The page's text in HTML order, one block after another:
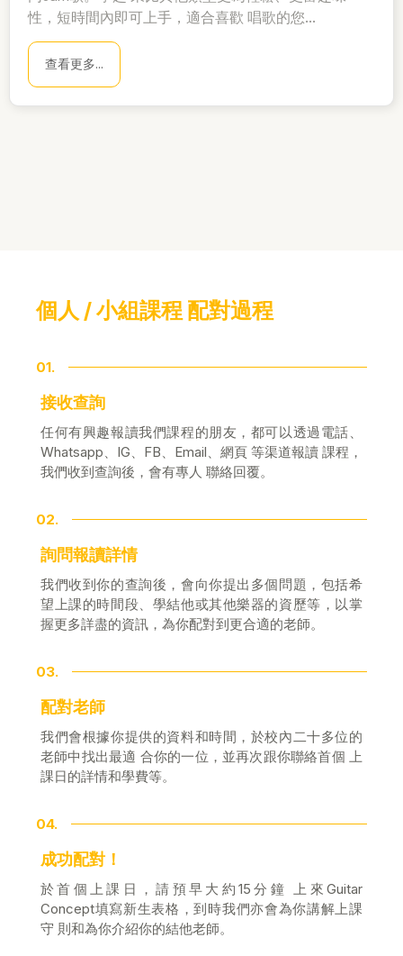
性，短時間內即可上手，適合喜歡 唱歌的您...
查看更多...
個人 / 小組課程 配對過程
01.
接收查詢
任何有興趣報讀我們課程的朋友，都可以透過電話、
Whatsapp、IG、FB、Email、網頁 等渠道報讀 課程，
我們收到查詢後，會有專人 聯絡回覆。
02.
詢問報讀詳情
我們收到你的查詢後，會向你提出多個問題，包括希
望上課的時間段、學結他或其他樂器的資歷等，以掌
握更多詳盡的資訊，為你配對到更合適的老師。
03.
配對老師
我們會根據你提供的資料和時間，於校內二十多位的
老師中找出最適 合你的一位，並再次跟你聯絡首個 上
課日的詳情和學費等。
04.
成功配對！
於首個上課日，請預早大約15分鐘 上來Guitar
Concept填寫新生表格，到時我們亦會為你講解上課
守 則和為你介紹你的結他老師。